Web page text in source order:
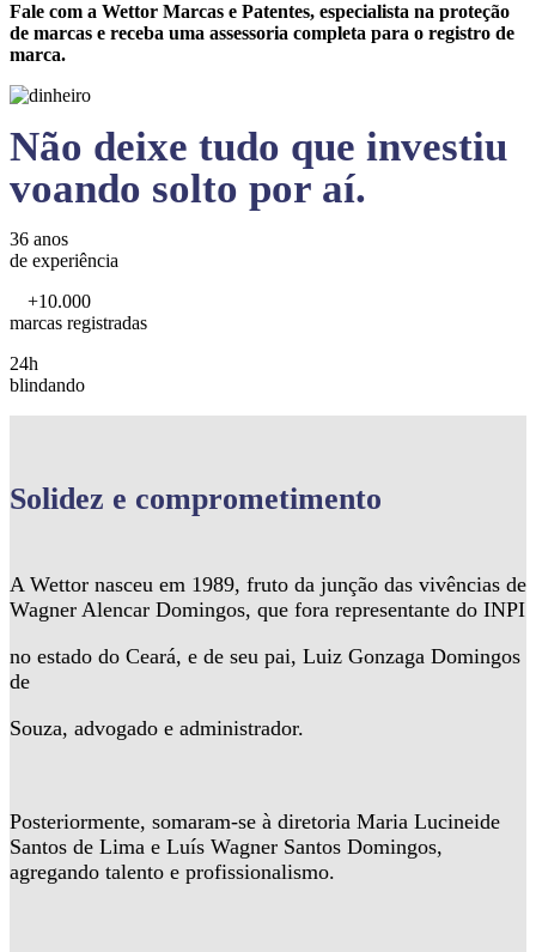
Fale com a Wettor Marcas e Patentes, especialista na proteção
de marcas e receba uma assessoria completa para o registro de
marca.
Não deixe tudo que investiu
voando solto por aí.
36 anos
de experiência
+10.000
marcas registradas
24h
blindando
Solidez e comprometimento
A Wettor nasceu em 1989, fruto da junção das vivências de
Wagner Alencar Domingos, que fora representante do INPI
no estado do Ceará, e de seu pai, Luiz Gonzaga Domingos
de
Souza, advogado e administrador.
Posteriormente, somaram-se à diretoria Maria Lucineide
Santos de Lima e Luís Wagner Santos Domingos,
agregando talento e profissionalismo.